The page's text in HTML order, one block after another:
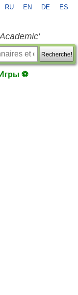
RU EN DE ES
Recherche!
Игры ⚽